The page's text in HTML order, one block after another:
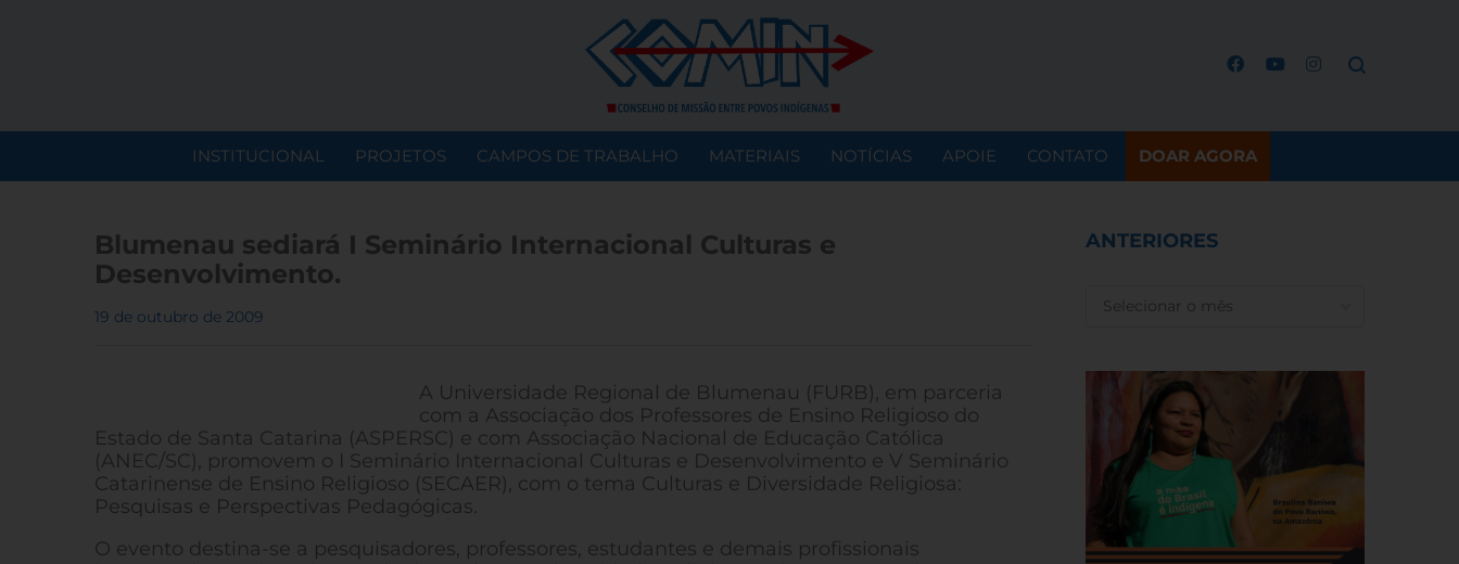
INSTITUCIONAL PROJETOS CAMPOS DE TRABALHO MATERIAIS NOTÍCIAS APOIE CONTATO DOAR AGORA
Blumenau sediará I Seminário Internacional Culturas e
Desenvolvimento.
19 de outubro de 2009
A Universidade Regional de Blumenau (FURB), em parceria
com a Associação dos Professores de Ensino Religioso do
Estado de Santa Catarina (ASPERSC) e com Associação Nacional de Educação Católica
(ANEC/SC), promovem o I Seminário Internacional Culturas e Desenvolvimento e V Seminário
Catarinense de Ensino Religioso (SECAER), com o tema Culturas e Diversidade Religiosa:
Pesquisas e Perspectivas Pedagógicas.
O evento destina-se a pesquisadores, professores, estudantes e demais profissionais
ANTERIORES